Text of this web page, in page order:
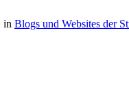
in Blogs und Websites der